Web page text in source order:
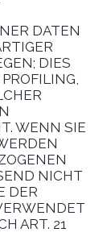
DATEN
DIES
WENN SIE
NICHT
DER
ART. 21